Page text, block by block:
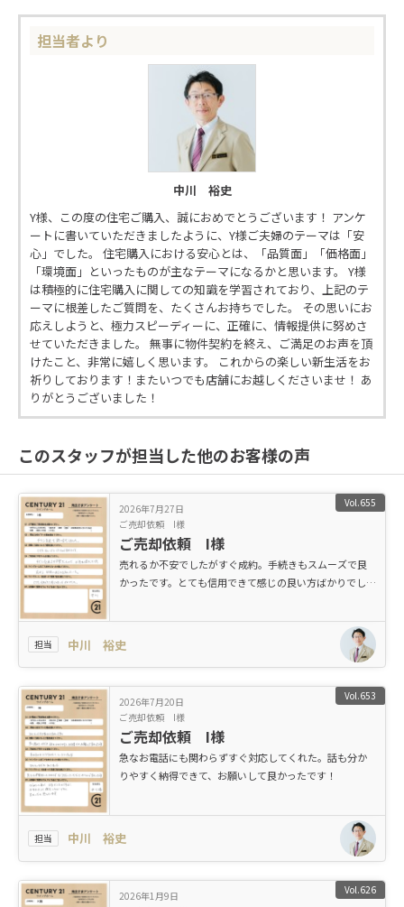
担当者より
中川 裕史
Y様、この度の住宅ご購入、誠におめでとうございます！ アンケ
ートに書いていただきましたように、Y様ご夫婦のテーマは「安
心」でした。 住宅購入における安心とは、「品質面」「価格面」
「環境面」といったものが主なテーマになるかと思います。 Y様
は積極的に住宅購入に関しての知識を学習されており、上記のテ
ーマに根差したご質問を、たくさんお持ちでした。 その思いにお
応えしようと、極力スピーディーに、正確に、情報提供に努めさ
せていただきました。 無事に物件契約を終え、ご満足のお声を頂
けたこと、非常に嬉しく思います。 これからの楽しい新生活をお
祈りしております！またいつでも店舗にお越しくださいませ！ あ
りがとうございました！
このスタッフが担当した他のお客様の声
Vol.655
2026年7月27日
ご売却依頼 I様
ご売却依頼 I様
売れるか不安でしたがすぐ成約。手続きもスムーズで良
かったです。とても信用できて感じの良い方ばかりでし
担当 中川 裕史
Vol.653
2026年7月20日
ご売却依頼 I様
ご売却依頼 I様
急なお電話にも関わらずすぐ対応してくれた。話も分か
りやすく納得できて、お願いして良かったです！
担当 中川 裕史
Vol.626
2026年1月9日